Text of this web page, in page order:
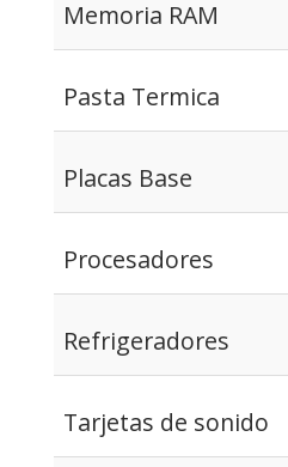
Memoria RAM
Pasta Termica
Placas Base
Procesadores
Refrigeradores
Tarjetas de sonido